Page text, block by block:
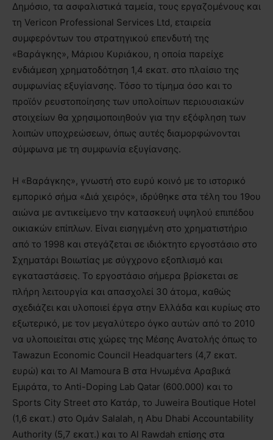
Δημόσιο, τα ασφαλιστικά ταμεία, τους εργαζομένους και
τη Vericon Professional Services Ltd, εταιρεία
συμφερόντων του στρατηγικού επενδυτή της
«Βαράγκης», Μάριου Κυριάκου, η οποία παρείχε
ενδιάμεση χρηματοδότηση 1,4 εκατ. στο πλαίσιο της
συμφωνίας εξυγίανσης. Τόσο το τίμημα όσο και το
προϊόν ρευστοποίησης των υπολοίπων περιουσιακών
στοιχείων θα χρησιμοποιηθούν για την εξόφληση των
λοιπών υποχρεώσεων, όπως αυτές διαμορφώνονται
σύμφωνα με τη συμφωνία εξυγίανσης.
H «Βαράγκης», γνωστή στο ευρύ κοινό με το ιστορικό
εμπορικό σήμα «Διά χειρός», ιδρύθηκε στα τέλη του 19ου
αιώνα με αντικείμενο την κατασκευή υψηλού επιπέδου
οικιακών επίπλων. Είναι εισηγμένη στο χρηματιστήριο
από το 1998 και στεγάζεται σε ιδιόκτητο εργοστάσιο στο
Σχηματάρι Βοιωτίας με σύγχρονο εξοπλισμό και
εγκαταστάσεις. Το εργοστάσιο σήμερα βρίσκεται σε
πλήρη λειτουργία και απασχολεί 30 άτομα, καθώς
σχεδιάζει και υλοποιεί έργα στην Ελλάδα και κυρίως στο
εξωτερικό, με τον μεγαλύτερο όγκο αυτών από το 2010
να υλοποιείται στις χώρες της Μέσης Ανατολής όπως το
Tawazun Economic Council Headquarters (4,7 εκατ.
ευρώ) και το Al Mamoura B στα Ηνωμένα Αραβικά
Εμιράτα, το Anti-Doping Lab Qatar (600.000) και το
Sports City Street στο Κατάρ, το Juweira Boutique Hotel
(1,6 εκατ.) στο Ομάν Salalah, η Abu Dhabi Accountability
Authority (5,7 εκατ.) και το Al Rawdah επίσης στα